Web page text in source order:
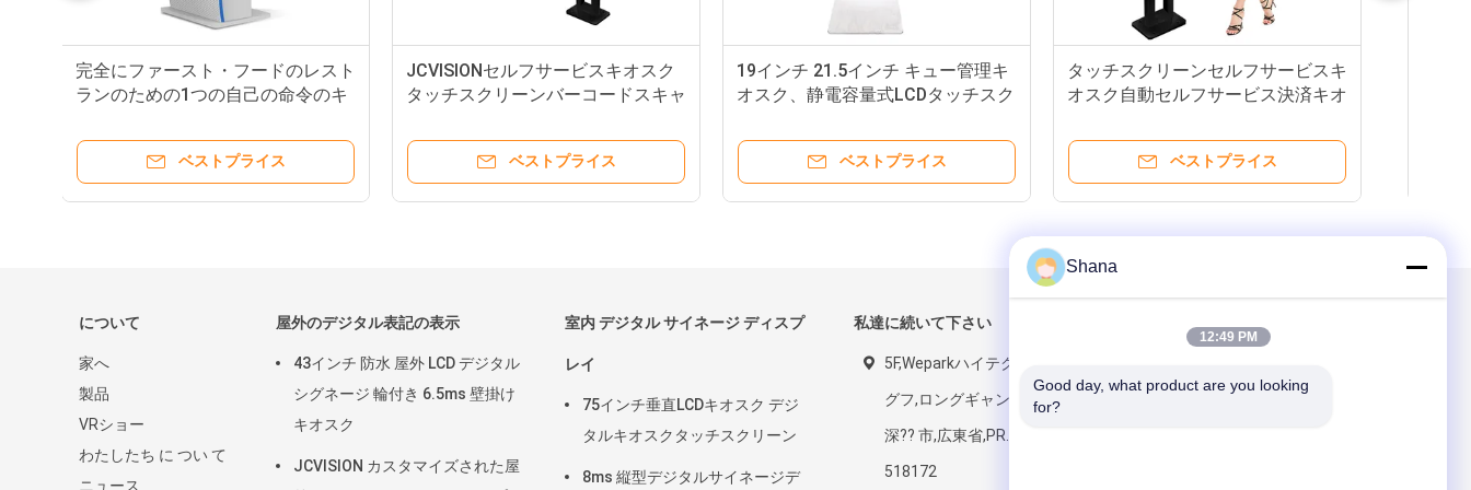
完全にファースト・フードのレスト
ランのための1つの自己の命令のキ
ベストプライス
JCVISIONセルフサービスキオスク
タッチスクリーンバーコードスキャ
ベストプライス
19インチ 21.5インチ キュー管理キ
オスク、静電容量式LCDタッチスク
ベストプライス
タッチスクリーンセルフサービスキ
オスク自動セルフサービス決済キオ
ベストプライス
について
家へ
製品
VRショー
わたしたち に つい て
ニュース
屋外のデジタル表記の表示
43インチ 防水 屋外 LCD デジタル
シグネージ 輪付き 6.5ms 壁掛け
キオスク
JCVISION カスタマイズされた屋
室内 デジタル サイネージ ディスプ
レイ
75インチ垂直LCDキオスク デジ
タルキオスクタッチスクリーン
8ms 縦型デジタルサイネージデ
私達に続いて下さい
5F,Weparkハイテク部品,ピン
グフ,ロングギャング地区,
深?? 市,広東省,PR.中国
518172
メールでお問い合わせ
Shana
12:49 PM
Good day, what product are you looking
for?